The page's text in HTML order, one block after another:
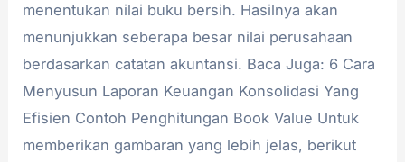
menentukan nilai buku bersih. Hasilnya akan
menunjukkan seberapa besar nilai perusahaan
berdasarkan catatan akuntansi. Baca Juga: 6 Cara
Menyusun Laporan Keuangan Konsolidasi Yang
Efisien Contoh Penghitungan Book Value Untuk
memberikan gambaran yang lebih jelas, berikut